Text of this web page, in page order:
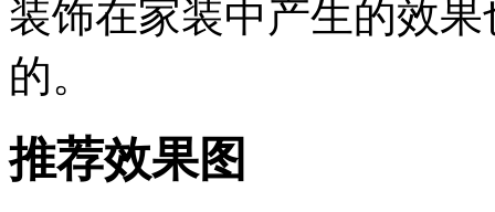
装饰在家装中产生的效
的。
推荐效果图